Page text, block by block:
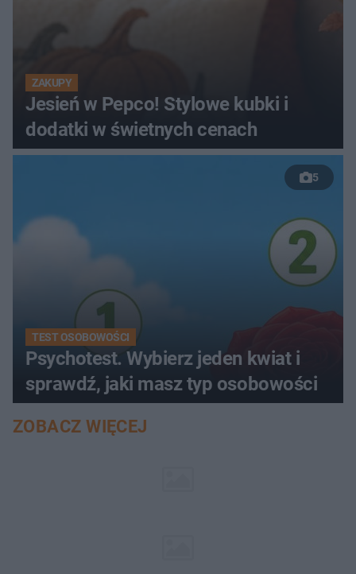
ZAKUPY
Jesień w Pepco! Stylowe kubki i
dodatki w świetnych cenach
5
TEST OSOBOWOŚCI
Psychotest. Wybierz jeden kwiat i
sprawdź, jaki masz typ osobowości
ZOBACZ WIĘCEJ